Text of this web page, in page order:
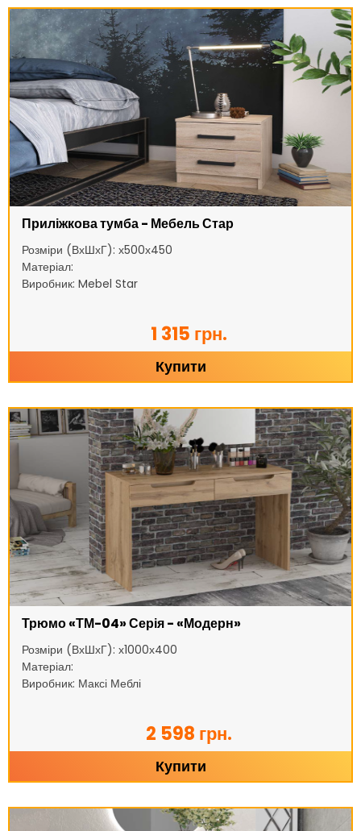
Приліжкова тумба - Мебель Стар
Розміри (ВхШхГ): х500х450
Матеріал:
Виробник: Mebel Star
1 315 грн.
Купити
Трюмо «ТМ-04» Серія - «Модерн»
Розміри (ВхШхГ): х1000х400
Матеріал:
Виробник: Максі Меблі
2 598 грн.
Купити